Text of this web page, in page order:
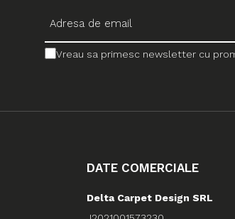
Vreau sa primesc newsletter cu
DATE COMERCIALE
Delta Carpet Design SRL